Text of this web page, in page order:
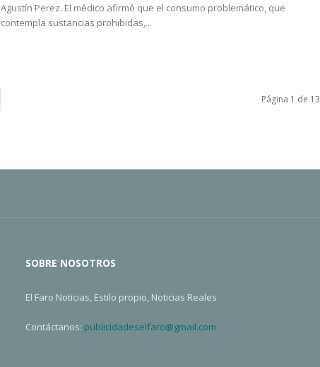
Agustín Perez. El médico afirmó que el consumo problemático, que
contempla sustancias prohibidas,...
Página 1 de 13
SOBRE NOSOTROS
El Faro Noticias, Estilo propio, Noticias Reales
Contáctanos: publicidadeselfaro@gmail.com